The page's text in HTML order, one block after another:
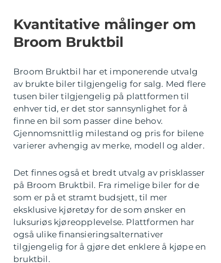
Kvantitative målinger om
Broom Bruktbil
Broom Bruktbil har et imponerende utvalg
av brukte biler tilgjengelig for salg. Med flere
tusen biler tilgjengelig på plattformen til
enhver tid, er det stor sannsynlighet for å
finne en bil som passer dine behov.
Gjennomsnittlig milestand og pris for bilene
varierer avhengig av merke, modell og alder.
Det finnes også et bredt utvalg av prisklasser
på Broom Bruktbil. Fra rimelige biler for de
som er på et stramt budsjett, til mer
eksklusive kjøretøy for de som ønsker en
luksuriøs kjøreopplevelse. Plattformen har
også ulike finansieringsalternativer
tilgjengelig for å gjøre det enklere å kjøpe en
bruktbil.